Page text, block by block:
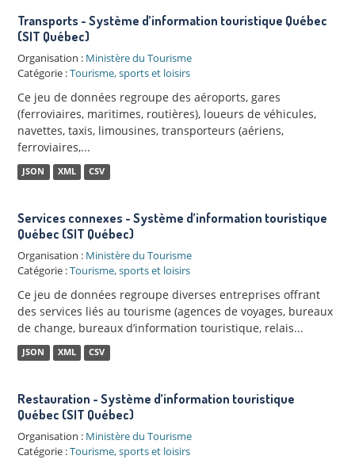
Transports - Système d’information touristique Québec
(SIT Québec)
Organisation : Ministère du Tourisme
Catégorie :Tourisme, sports et loisirs
Ce jeu de données regroupe des aéroports, gares
(ferroviaires, maritimes, routières), loueurs de véhicules,
navettes, taxis, limousines, transporteurs (aériens,
ferroviaires,...
JSON XML CSV
Services connexes - Système d’information touristique
Québec (SIT Québec)
Organisation : Ministère du Tourisme
Catégorie :Tourisme, sports et loisirs
Ce jeu de données regroupe diverses entreprises offrant
des services liés au tourisme (agences de voyages, bureaux
de change, bureaux d’information touristique, relais...
JSON XML CSV
Restauration - Système d’information touristique
Québec (SIT Québec)
Organisation : Ministère du Tourisme
Catégorie :Tourisme, sports et loisirs